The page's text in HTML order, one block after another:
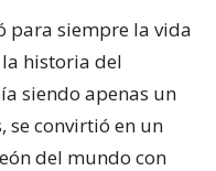
para siempre la vida
historia del
siendo apenas un
se convirtió en un
del mundo con